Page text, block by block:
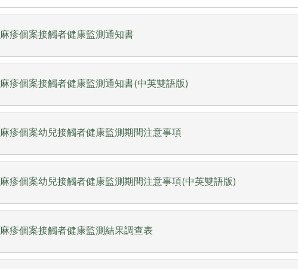
麻疹個案接觸者健康監測通知書
麻疹個案接觸者健康監測通知書(中英雙語版)
麻疹個案幼兒接觸者健康監測期間注意事項
麻疹個案幼兒接觸者健康監測期間注意事項(中英雙語版)
麻疹個案接觸者健康監測結果調查表